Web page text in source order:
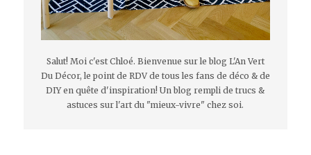
Salut! Moi c'est Chloé. Bienvenue sur le blog L'An Vert
Du Décor, le point de RDV de tous les fans de déco & de
DIY en quête d'inspiration! Un blog rempli de trucs &
astuces sur l'art du "mieux-vivre" chez soi.